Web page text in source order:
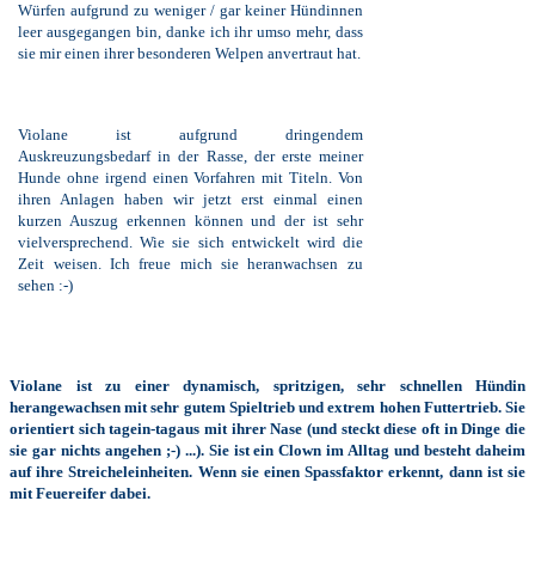
Würfen aufgrund zu weniger / gar keiner Hündinnen
leer ausgegangen bin, danke ich ihr umso mehr, dass
sie mir einen ihrer besonderen Welpen anvertraut hat.
Violane ist aufgrund dringendem
Auskreuzungsbedarf in der Rasse, der erste meiner
Hunde ohne irgend einen Vorfahren mit Titeln. Von
ihren Anlagen haben wir jetzt erst einmal einen
kurzen Auszug erkennen können und der ist sehr
vielversprechend. Wie sie sich entwickelt wird die
Zeit weisen. Ich freue mich sie heranwachsen zu
sehen :-)
Violane ist zu einer dynamisch, spritzigen, sehr schnellen Hündin
herangewachsen mit sehr gutem Spieltrieb und extrem hohen Futtertrieb. Sie
orientiert sich tagein-tagaus mit ihrer Nase (und steckt diese oft in Dinge die
sie gar nichts angehen ;-) ...). Sie ist ein Clown im Alltag und besteht daheim
auf ihre Streicheleinheiten. Wenn sie einen Spassfaktor erkennt, dann ist sie
mit Feuereifer dabei.